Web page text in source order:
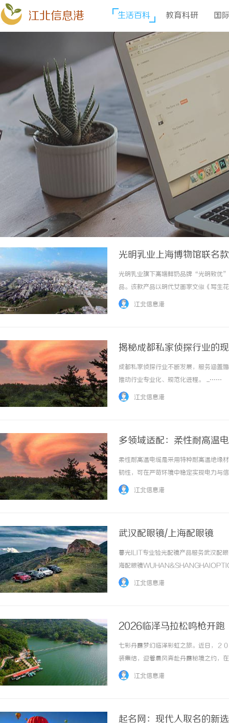
江北信息港 生活百科 教育科研 国
光明乳业上海博物馆联名
光明乳业旗下高端鲜奶品牌“光明致优
品。该款产品以明代女画家文俶《写生
合，旨在为青少年学子提供兼具文化雅
江北信息港
揭秘成都私家侦探行业的
成都私家侦探行业不断发展，服务涵盖
推动行业专业化、规范化进程。 ...……
江北信息港
多领域适配：柔性耐高温
柔性耐高温电缆是采用特种耐高温绝缘
韧性，可在严苛环境中稳定实现电力与
复杂工况下的核心传输部件。柔性耐高
江北信息港
武汉配眼镜/上海配眼镜
暮光ILIT专业验光配镜产品服务武汉配
海配眼镜
品牌，现于武汉与上海设有4家门店。
江北信息港
2026临泽马拉松鸣枪开跑
七彩丹霞梦幻临泽彩虹之旅。近日，２
装集结，迎着晨风奔赴丹霞秘境之约，
宴。穿行丹霞奔赴山河十届积淀，铸就
江北信息港
起名网：现代人取名的新
不买SEM广告、不发天
小企业怎么靠GEO让AI